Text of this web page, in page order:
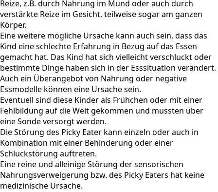
Reize, z.B. durch Nahrung im Mund oder auch durch
verstärkte Reize im Gesicht, teilweise sogar am ganzen
Körper.
Eine weitere mögliche Ursache kann auch sein, dass das
Kind eine schlechte Erfahrung in Bezug auf das Essen
gemacht hat. Das Kind hat sich vielleicht verschluckt oder
bestimmte Dinge haben sich in der Esssituation verändert.
Auch ein Überangebot von Nahrung oder negative
Essmodelle können eine Ursache sein.
Eventuell sind diese Kinder als Frühchen oder mit einer
Fehlbildung auf die Welt gekommen und mussten über
eine Sonde versorgt werden.
Die Störung des Picky Eater kann einzeln oder auch in
Kombination mit einer Behinderung oder einer
Schluckstörung auftreten.
Eine reine und alleinige Störung der sensorischen
Nahrungsverweigerung bzw. des Picky Eaters hat keine
medizinische Ursache.